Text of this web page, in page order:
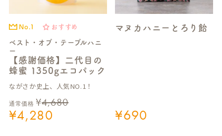
No.1 おすすめ
ベスト・オブ・テーブルハニ
ー
【感謝価格】二代目の
蜂蜜 1350gエコパック
ながさか史上、人気NO.1！
通常価格 ¥4,680
¥4,280
マヌカハニーとろり飴
¥690